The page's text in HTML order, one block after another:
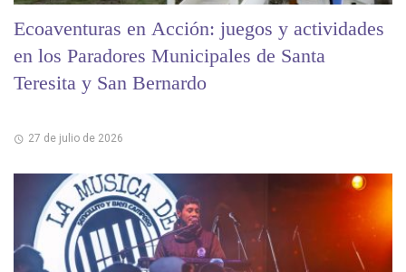
Ecoaventuras en Acción: juegos y actividades
en los Paradores Municipales de Santa
Teresita y San Bernardo
27 de julio de 2026